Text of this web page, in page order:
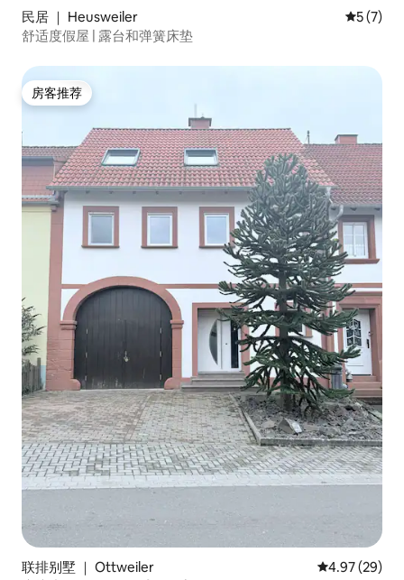
民居 ｜ Heusweiler 平均评分
5 (7)
舒适度假屋 | 露台和弹簧床垫
房客推荐
房客推荐
联排别墅 ｜ Ottweiler 平均评分
4.97 (29)